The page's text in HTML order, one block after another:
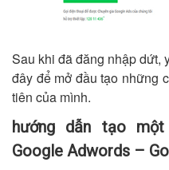
Sau khi đã đăng nhập dứt,
đây để mở đầu tạo những
tiên của mình.
hướng dẫn tạo
Google Adwords –